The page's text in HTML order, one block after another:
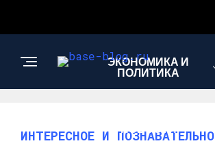
ЭКОНОМИКА И
ПОЛИТИКА
НОВОСТИ
ИНТЕРЕСНОЕ И